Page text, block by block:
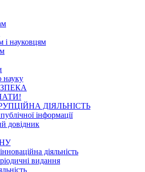
і науковцям
науку
ДІЯЛЬНІСТЬ
інформації
довідник
діяльність
видання